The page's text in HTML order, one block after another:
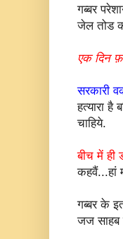
गब्बर
जेल तोड
एक दिन
सरकारी
हत्यारा
चाहिये.
बीच में ही
कहवैं...हां
गब्बर के
जज साहब